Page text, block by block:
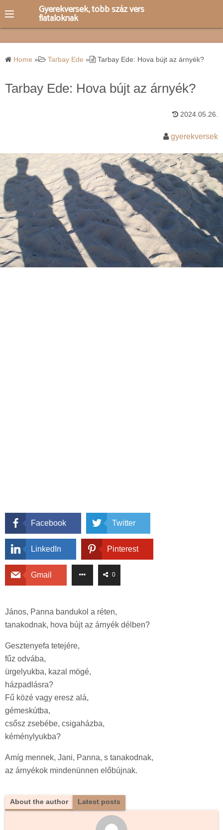
i
p
Gyerekversek, több száz vers
fiataloknak
Home » Tarbay Ede » Tarbay Ede: Hova bújt az árnyék?
Tarbay Ede: Hova bújt az árnyék?
2024.05.26.
gyerekversek
Facebook Twitter
LinkedIn Pinterest
Gmail 0
János, Panna bandukol a réten,
tanakodnak, hova bújt az árnyék délben?
Gesztenyefa tetejére,
fűz odvába,
ürgelyukba, kazal mögé,
házpadlásra?
Fű közé vagy eresz alá,
gémeskútba,
csősz zsebébe, csigaházba,
kéménylyukba?
Amíg mennek, Jani, Panna, s tanakodnak,
az árnyékok mindenünnen előbújnak.
About the author Latest posts